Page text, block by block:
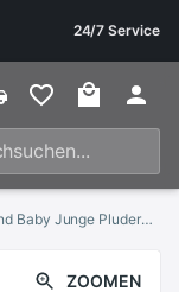
24/7 Service
Angemiel Baby Süße Rosshaar Hund Baby Junge Pluderhosen Pantalon Blau
ZOOMEN